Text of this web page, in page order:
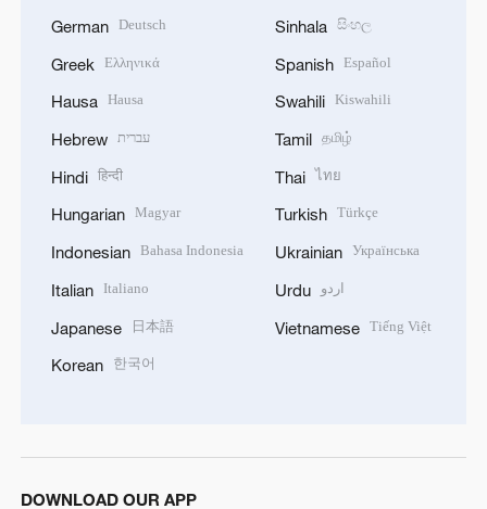
German Deutsch
Greek Ελληνικά
Hausa Hausa
Hebrew עברית
Hindi हिन्दी
Hungarian Magyar
Indonesian Bahasa Indonesia
Italian Italiano
Japanese 日本語
Korean 한국어
Sinhala සිංහල
Spanish Español
Swahili Kiswahili
Tamil தமிழ்
Thai ไทย
Turkish Türkçe
Ukrainian Українська
Urdu اردو
Vietnamese Tiếng Việt
DOWNLOAD OUR APP